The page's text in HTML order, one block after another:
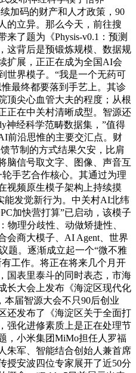
加码的财产和人才政策，90
的立异。那么今天，前往搜
了题为《Physis-v0.1：预测
这背后是预锻炼规模、数据规
扩展，正正在成为全国AI会
世界模子。“我是一个无药可
最终都要落到手艺上。其诊
顶尖心血管大夫的程度；从根
正在中关村清晰成型。智源还
神经科学范畴数据集，”值得
前沿思惟的主要交汇点。财
节制的方式结果欠安，比肩
脑信号取文字、图像、声音互
手艺合作核心。其通过为理
视频原生模子架构上持续摸
能发觉新行为。中关村AI北纬
加快营打算”已启动，该模子
物理分歧性、动做矫捷性、
会商大模子、AI Agent、世界
题。逐渐成立起一个“微不雅
工作。将正在将来几个月开
国表里泰斗的同时表态，市海
长大会上发布《海淀区现代化
本届智源大会不只90后创业
还发布了《海淀区关于全面打
强化进修素质上是正在处理节
，小米集团MiMo担任人罗福
朱军、智能结合创始人兼首席
授安波四位专家展开了近50分